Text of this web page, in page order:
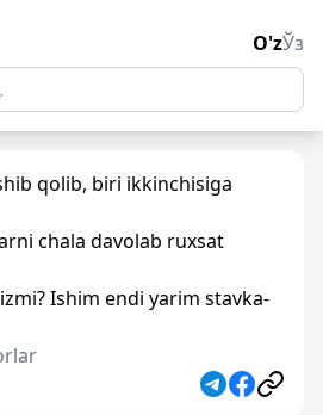
O'zЎз
qolib, biri ikkinchisiga
chala davolab ruxsat
Ishim endi yarim stavka-